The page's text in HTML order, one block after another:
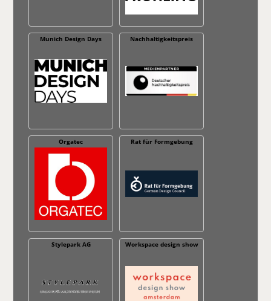
Munich Design Days Nachhaltig­keitspreis
Orgatec Rat für Formgebung
Stylepark AG Workspace design show